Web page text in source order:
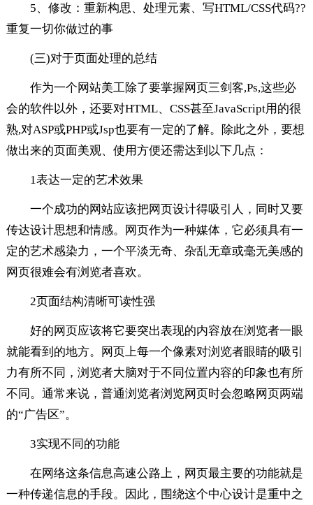
5、修改：重新构思、处理元素、写HTML/CSS代码??
重复一切你做过的事
(三)对于页面处理的总结
作为一个网站美工除了要掌握网页三剑客,Ps,这些必
会的软件以外，还要对HTML、CSS甚至JavaScript用的很
熟,对ASP或PHP或Jsp也要有一定的了解。除此之外，要想
做出来的页面美观、使用方便还需达到以下几点：
1表达一定的艺术效果
一个成功的网站应该把网页设计得吸引人，同时又要
传达设计思想和情感。网页作为一种媒体，它必须具有一
定的艺术感染力，一个平淡无奇、杂乱无章或毫无美感的
网页很难会有浏览者喜欢。
2页面结构清晰可读性强
好的网页应该将它要突出表现的内容放在浏览者一眼
就能看到的地方。网页上每一个像素对浏览者眼睛的吸引
力有所不同，浏览者大脑对于不同位置内容的印象也有所
不同。通常来说，普通浏览者浏览网页时会忽略网页两端
的“广告区”。
3实现不同的功能
在网络这条信息高速公路上，网页最主要的功能就是
一种传递信息的手段。因此，围绕这个中心设计是重中之